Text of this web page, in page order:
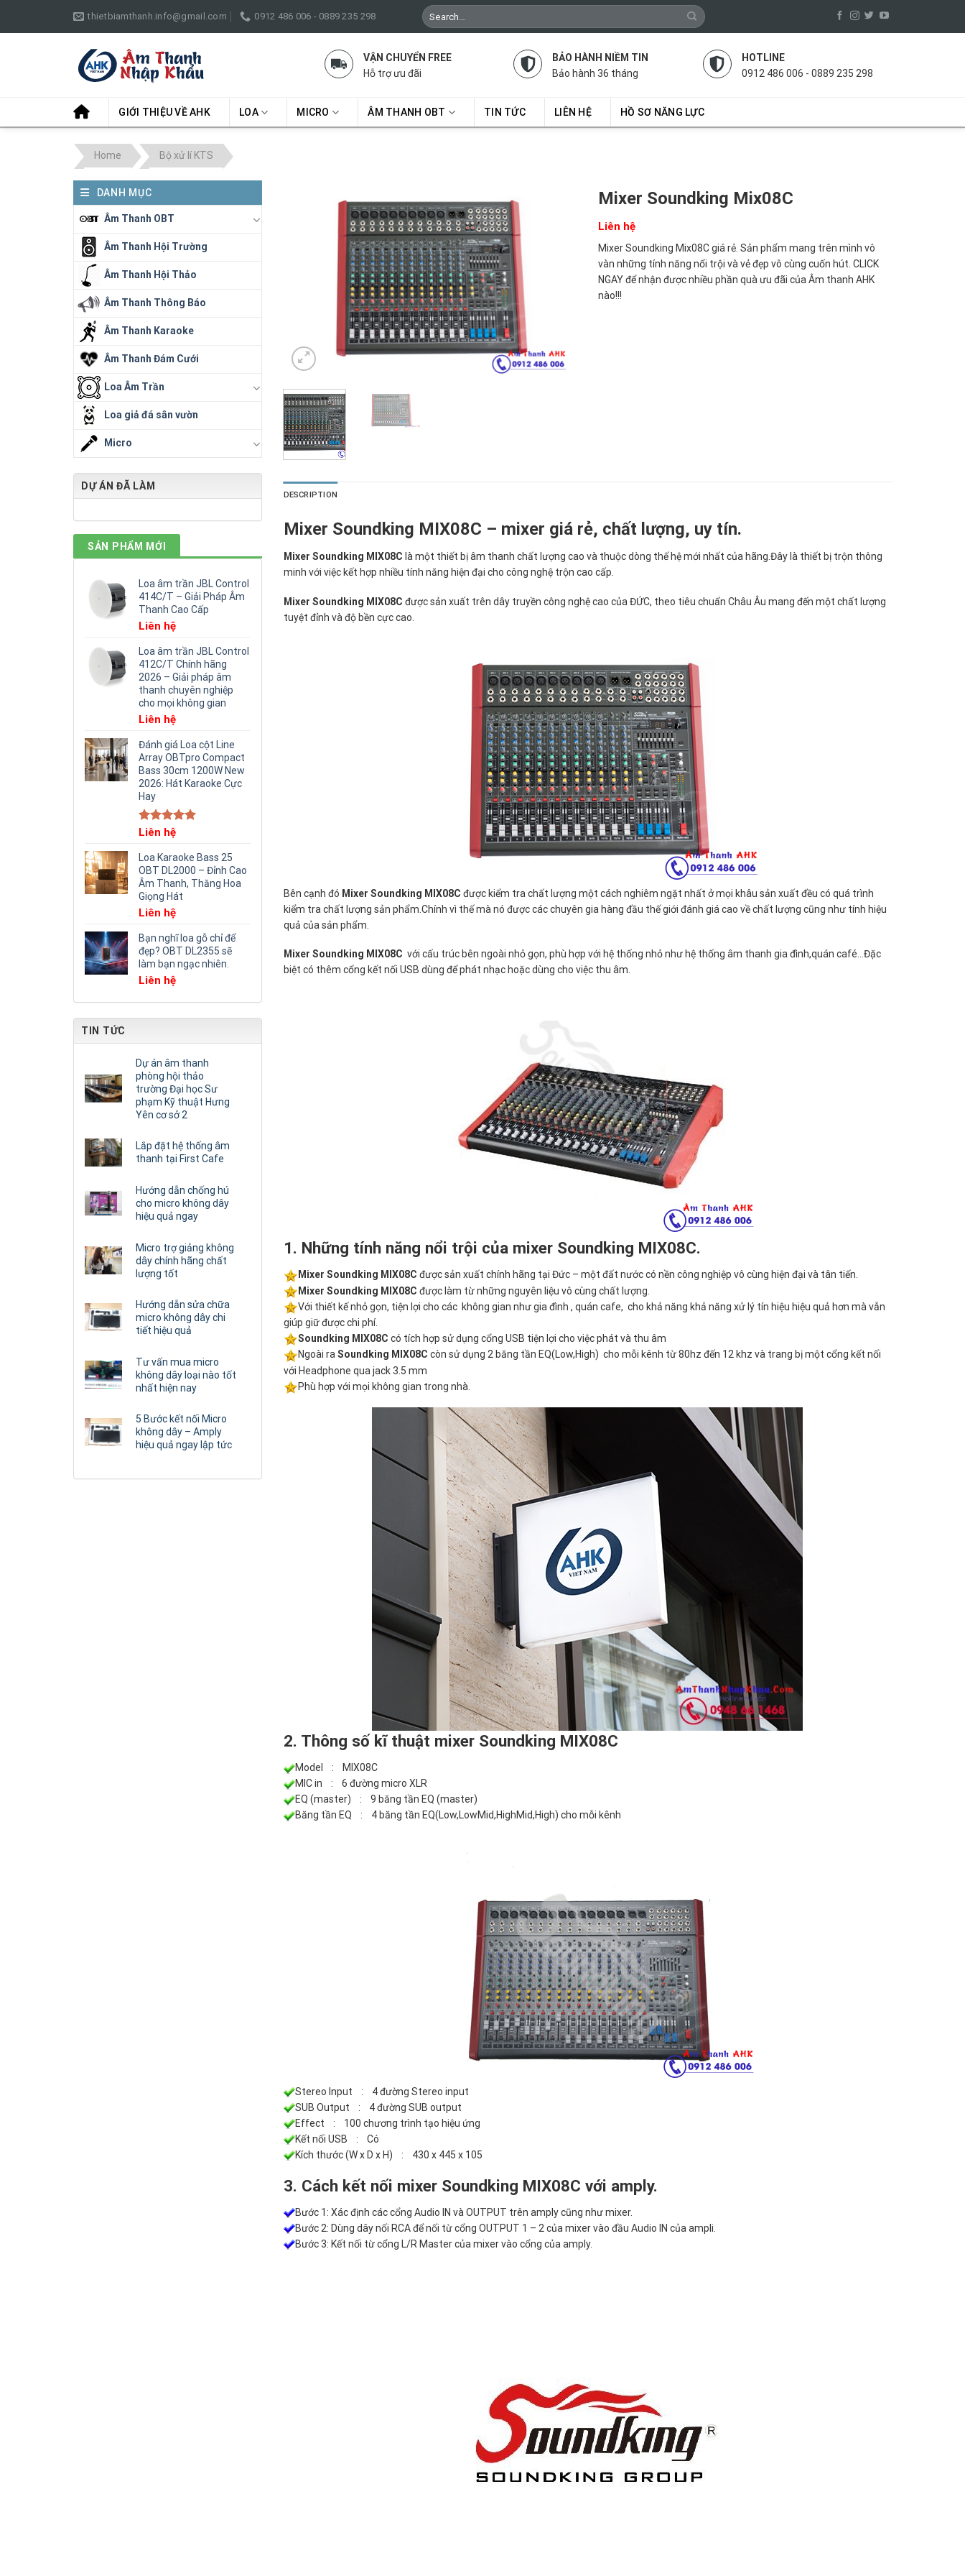
thietbiamthanh.info@gmail.com 0912 486 006 - 0889 235 298
Search
for:
VẬN CHUYỂN FREE
Hỗ trợ ưu đãi
BẢO HÀNH NIỀM TIN
Bảo hành 36 tháng
HOTLINE
0912 486 006 - 0889 235 298
GIỚI THIỆU VỀ AHK LOA MICRO ÂM THANH OBT TIN TỨC LIÊN HỆ HỒ SƠ NĂNG LỰC
Home Bộ xử lí KTS
DANH MỤC
Âm Thanh OBT
Âm Thanh Hội Trường
Âm Thanh Hội Thảo
Âm Thanh Thông Báo
Âm Thanh Karaoke
Âm Thanh Đám Cưới
Loa Âm Trần
Loa giả đá sân vườn
Micro
DỰ ÁN ĐÃ LÀM
SẢN PHẨM MỚI
Loa âm trần JBL Control
414C/T – Giải Pháp Âm
Thanh Cao Cấp
Liên hệ
Loa âm trần JBL Control
412C/T Chính hãng
2026 – Giải pháp âm
thanh chuyên nghiệp
cho mọi không gian
Liên hệ
Đánh giá Loa cột Line
Array OBTpro Compact
Bass 30cm 1200W New
2026: Hát Karaoke Cực
Hay
Rated5.00
Liên hệ
Loa Karaoke Bass 25
OBT DL2000 – Đỉnh Cao
Âm Thanh, Thăng Hoa
Giọng Hát
Liên hệ
Bạn nghĩ loa gỗ chỉ để
đẹp? OBT DL2355 sẽ
làm bạn ngạc nhiên.
Liên hệ
TIN TỨC
Dự án âm thanh
phòng hội thảo
trường Đại học Sư
phạm Kỹ thuật Hưng
Yên cơ sở 2
Lắp đặt hệ thống âm
thanh tại First Cafe
Hướng dẫn chống hú
cho micro không dây
hiệu quả ngay
Micro trợ giảng không
dây chính hãng chất
lượng tốt
Hướng dẫn sửa chữa
micro không dây chi
tiết hiệu quả
Tư vấn mua micro
không dây loại nào tốt
nhất hiện nay
5 Bước kết nối Micro
không dây – Amply
hiệu quả ngay lập tức
Mixer Soundking Mix08C
Liên hệ
Mixer Soundking Mix08C giá rẻ. Sản phẩm mang trên mình vô
vàn những tính năng nổi trội và vẻ đẹp vô cùng cuốn hút. CLICK
NGAY để nhận được nhiều phần quà ưu đãi của Âm thanh AHK
nào!!!
DESCRIPTION
Mixer Soundking MIX08C – mixer giá rẻ, chất lượng, uy tín.
Mixer Soundking MIX08C là một thiết bị âm thanh chất lượng cao và thuộc dòng thế hệ mới nhất của hãng.Đây là thiết bị trộn thông
minh với việc kết hợp nhiều tính năng hiện đại cho công nghệ trộn cao cấp.
Mixer Soundking MIX08C được sản xuất trên dây truyền công nghệ cao của ĐỨC, theo tiêu chuẩn Châu Âu mang đến một chất lượng
tuyệt đỉnh và độ bền cực cao.
Bên cạnh đó Mixer Soundking MIX08C được kiểm tra chất lượng một cách nghiêm ngặt nhất ở mọi khâu sản xuất đều có quá trình
kiểm tra chất lượng sản phẩm.Chính vì thế mà nó được các chuyên gia hàng đầu thế giới đánh giá cao về chất lượng cũng như tính hiệu
quả của sản phẩm.
Mixer Soundking MIX08C với cấu trúc bên ngoài nhỏ gọn, phù hợp với hệ thống nhỏ như hệ thống âm thanh gia đình,quán café…Đặc
biệt có thêm cổng kết nối USB dùng để phát nhạc hoặc dùng cho việc thu âm.
1. Những tính năng nổi trội của mixer Soundking MIX08C.
Mixer Soundking MIX08C được sản xuất chính hãng tại Đức – một đất nước có nền công nghiệp vô cùng hiện đại và tân tiến.
Mixer Soundking MIX08C được làm từ những nguyên liệu vô cùng chất lượng.
Với thiết kế nhỏ gọn, tiện lợi cho các không gian như gia đình , quán cafe, cho khả năng khả năng xử lý tín hiệu hiệu quả hơn mà vẫn
giúp giữ được chi phí.
Soundking MIX08C có tích hợp sử dụng cổng USB tiện lợi cho việc phát và thu âm
Ngoài raSoundking MIX08C còn sử dụng 2 băng tần EQ(Low,High) cho mỗi kênh từ 80hz đến 12 khz và trang bị một cổng kết nối
với Headphone qua jack 3.5 mm
Phù hợp với mọi không gian trong nhà.
2. Thông số kĩ thuật mixer Soundking MIX08C
Model : MIX08C
MIC in : 6 đường micro XLR
EQ (master) : 9 băng tần EQ (master)
Băng tần EQ : 4 băng tần EQ(Low,LowMid,HighMid,High) cho mỗi kênh
Stereo Input : 4 đường Stereo input
SUB Output : 4 đường SUB output
Effect : 100 chương trình tạo hiệu ứng
Kết nối USB : Có
Kích thước (W x D x H) : 430 x 445 x 105
3. Cách kết nối mixer Soundking MIX08C với amply.
Bước 1: Xác định các cổng Audio IN và OUTPUT trên amply cũng như mixer.
Bước 2: Dùng dây nối RCA để nối từ cổng OUTPUT 1 – 2 của mixer vào đầu Audio IN của ampli.
Bước 3: Kết nối từ cổng L/R Master của mixer vào cổng của amply.